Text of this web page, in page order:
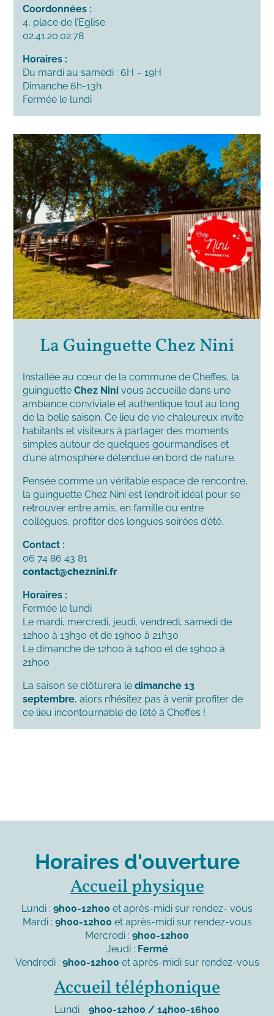
Coordonnées :
4, place de l’Eglise
02.41.20.02.78
Horaires :
Du mardi au samedi : 6H – 19H
Dimanche 6h-13h
Fermée le lundi
La Guinguette Chez Nini
Installée au cœur de la commune de Cheffes, la
guinguetteChez Nini vous accueille dans une
ambiance conviviale et authentique tout au long
de la belle saison. Ce lieu de vie chaleureux invite
habitants et visiteurs à partager des moments
simples autour de quelques gourmandises et
d’une atmosphère détendue en bord de nature.
Pensée comme un véritable espace de rencontre,
la guinguette Chez Nini est l’endroit idéal pour se
retrouver entre amis, en famille ou entre
collègues, profiter des longues soirées d’été.
Contact :
06 74 86 43 81
contact@cheznini.fr
Horaires :
Fermée le lundi
Le mardi, mercredi, jeudi, vendredi, samedi de
12h00 à 13h30 et de 19h00 à 21h30
Le dimanche de 12h00 à 14h00 et de 19h00 à
21h00
La saison se clôturera ledimanche 13
septembre, alors n’hésitez pas à venir profiter de
ce lieu incontournable de l’été à Cheffes !
Horaires d'ouverture
Accueil physique
Lundi : 9h00-12h00 et après-midi sur rendez- vous
Mardi : 9h00-12h00 et après-midi sur rendez-vous
Mercredi : 9h00-12h00
Jeudi : Fermé
Vendredi : 9h00-12h00 et après-midi sur rendez-vous
Accueil téléphonique
Lundi : 9h00-12h00 / 14h00-16h00